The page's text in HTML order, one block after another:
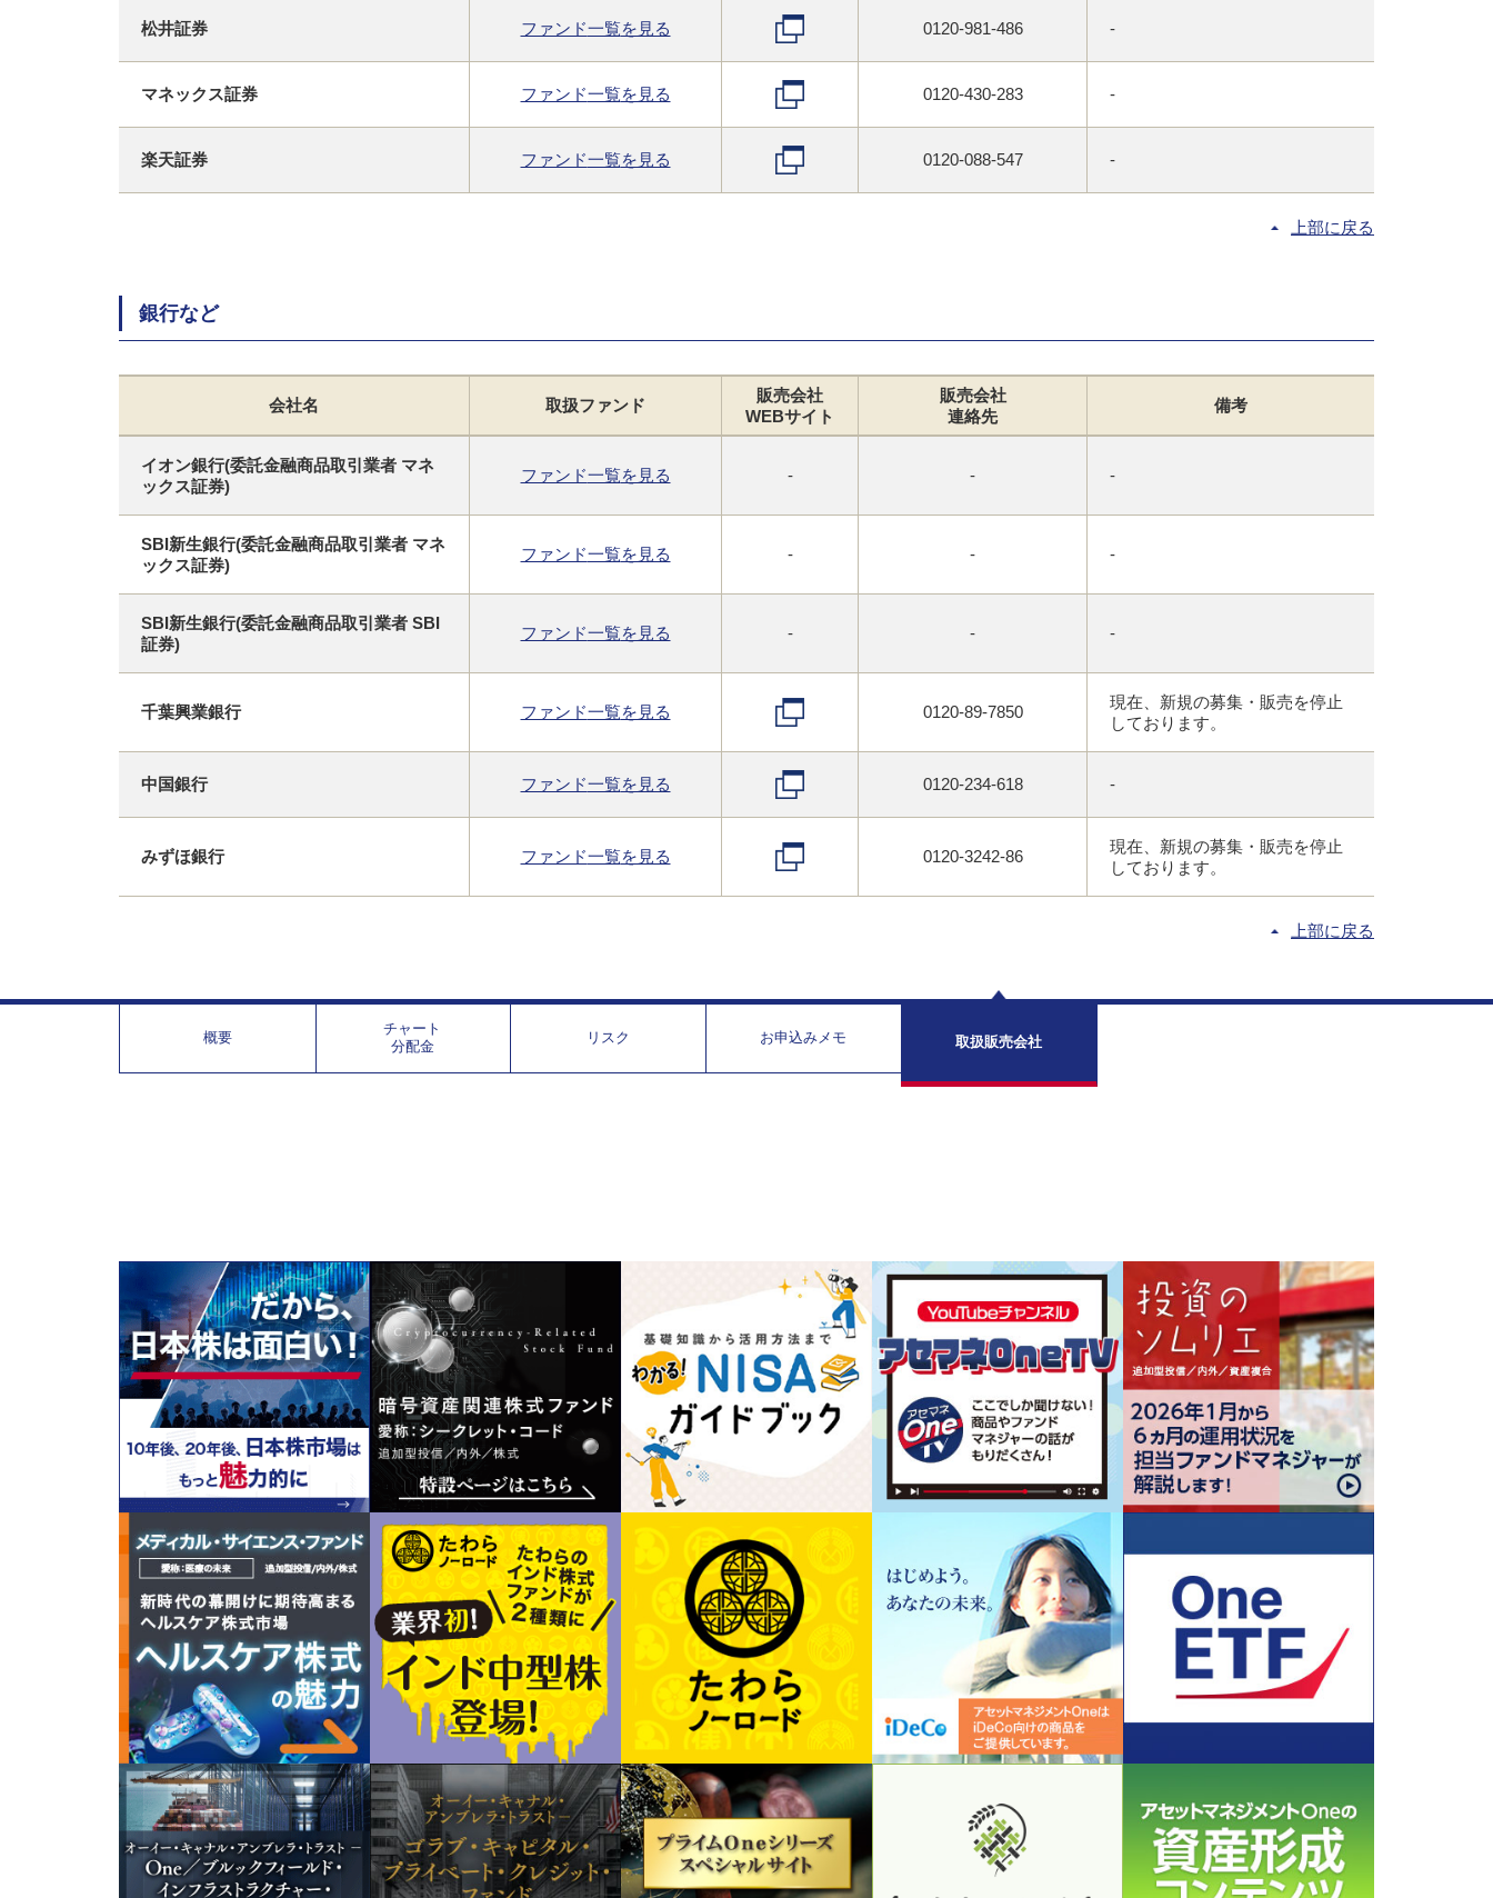
松井証券 ファンド一覧を見る 0120-981-486 -
マネックス証券 ファンド一覧を見る 0120-430-283 -
楽天証券 ファンド一覧を見る 0120-088-547 -
上部に戻る
銀行など
会社名 取扱ファンド
販売会社
WEBサイト
販売会社
連絡先
備考
イオン銀行(委託金融商品取引業者 マネ
ックス証券)
ファンド一覧を見る - - -
SBI新生銀行(委託金融商品取引業者 マネ
ックス証券)
ファンド一覧を見る - - -
SBI新生銀行(委託金融商品取引業者 SBI
証券)
ファンド一覧を見る - - -
千葉興業銀行 ファンド一覧を見る 0120-89-7850
現在、新規の募集・販売を停止
しております。
中国銀行 ファンド一覧を見る 0120-234-618 -
みずほ銀行 ファンド一覧を見る 0120-3242-86
現在、新規の募集・販売を停止
しております。
上部に戻る
概要
チャート
分配金
リスク お申込みメモ 取扱販売会社